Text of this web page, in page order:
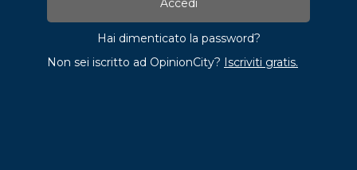
Hai dimenticato la password?
Non sei iscritto ad OpinionCity? Iscriviti gratis.